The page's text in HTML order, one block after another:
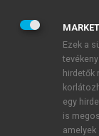
JELSZÓ
JELSZÓ ÚJRA
Kérek
Ezek a
hirdetők
egy
is